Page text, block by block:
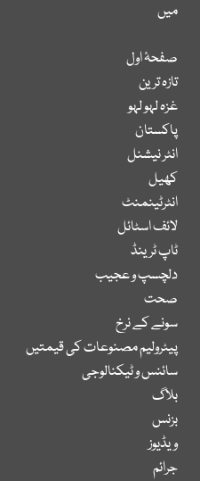
میں
صفحۂ اول
تازہ ترین
غزہ لہو لہو
پاکستان
انٹر نیشنل
کھیل
انٹرٹینمنٹ
لائف اسٹائل
ٹاپ ٹرینڈ
دلچسپ و عجیب
صحت
سونے کے نرخ
پیٹرولیم مصنوعات کی قیمتیں
سائنس و ٹیکنالوجی
بلاگ
بزنس
ویڈیوز
جرائم